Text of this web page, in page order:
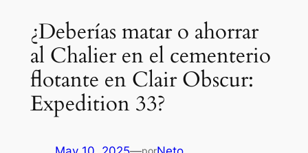
¿Deberías matar o ahorrar
al Chalier en el cementerio
flotante en Clair Obscur:
Expedition 33?
por